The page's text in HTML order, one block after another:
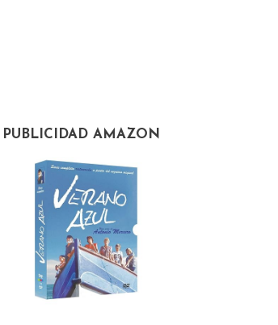
PUBLICIDAD AMAZON